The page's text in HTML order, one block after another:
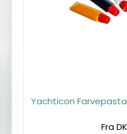
Yachticon
Fra